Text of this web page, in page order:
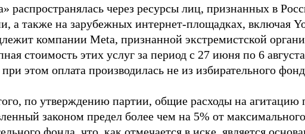
распространялась через ресурсы лиц, признанных в
а также на зарубежных интернет-площадках, включая
компании Meta, признанной экстремистской
стоимость этих услуг за период с 27 июня по 6
этом оплата производилась не из избирательного
по утверждению партии, общие расходы на агитацию
законом предел более чем на 5% от